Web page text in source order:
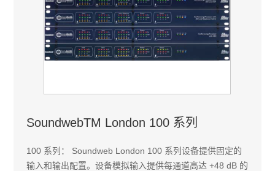
SoundwebTM London 100 系列
100 系列： Soundweb London 100 系列设备提供固定的
输入和输出配置。设备模拟输入提供每通道高达 +48 dB 的